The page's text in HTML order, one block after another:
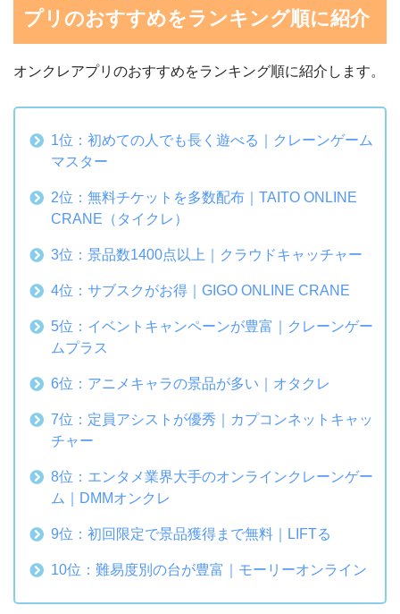
プリのおすすめをランキング順に紹介
オンクレアプリのおすすめをランキング順に紹介します。
1位：初めての人でも長く遊べる｜クレーンゲーム
マスター
2位：無料チケットを多数配布｜TAITO ONLINE
CRANE（タイクレ）
3位：景品数1400点以上｜クラウドキャッチャー
4位：サブスクがお得｜GIGO ONLINE CRANE
5位：イベントキャンペーンが豊富｜クレーンゲー
ムプラス
6位：アニメキャラの景品が多い｜オタクレ
7位：定員アシストが優秀｜カプコンネットキャッ
チャー
8位：エンタメ業界大手のオンラインクレーンゲー
ム｜DMMオンクレ
9位：初回限定で景品獲得まで無料｜LIFTる
10位：難易度別の台が豊富｜モーリーオンライン